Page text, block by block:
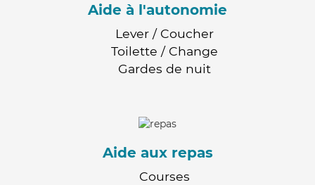
Aide à l'autonomie
Lever / Coucher
Toilette / Change
Gardes de nuit
Aide aux repas
Courses